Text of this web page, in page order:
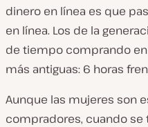
dinero en línea es que
en línea. Los de la
de tiempo comprando
más antiguas: 6 horas
Aunque las mujeres son
compradores, cuando se